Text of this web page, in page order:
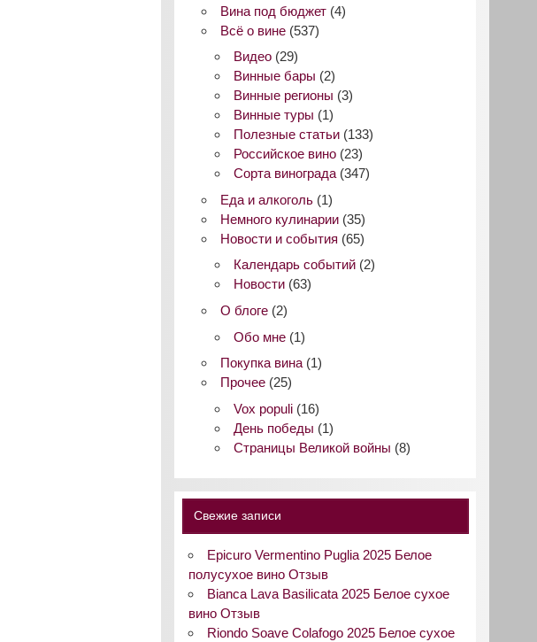
Вина под бюджет (4)
Всё о вине (537)
Видео (29)
Винные бары (2)
Винные регионы (3)
Винные туры (1)
Полезные статьи (133)
Российское вино (23)
Сорта винограда (347)
Еда и алкоголь (1)
Немного кулинарии (35)
Новости и события (65)
Календарь событий (2)
Новости (63)
О блоге (2)
Обо мне (1)
Покупка вина (1)
Прочее (25)
Vox populi (16)
День победы (1)
Страницы Великой войны (8)
Свежие записи
Epicuro Vermentino Puglia 2025 Белое
полусухое вино Отзыв
Bianca Lava Basilicata 2025 Белое сухое
вино Отзыв
Riondo Soave Colafogo 2025 Белое сухое